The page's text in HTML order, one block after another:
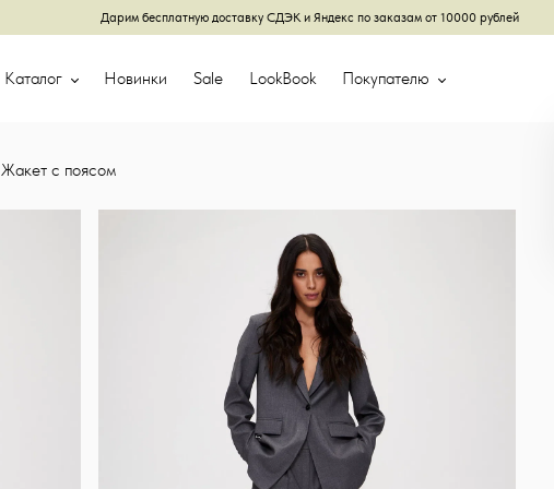
Дарим бесплатную доставку СДЭК и Яндекс по заказам от 10000 рублей
Каталог Новинки Sale LookBook Покупателю
Жакет с поясом